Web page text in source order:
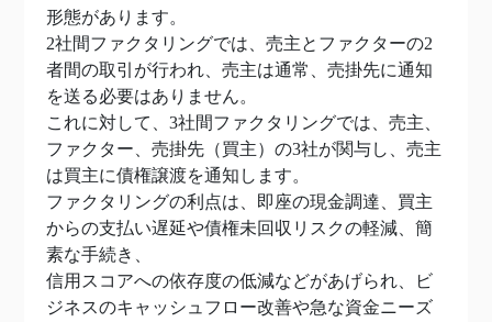
形態があります。
2社間ファクタリングでは、売主とファクターの2
者間の取引が行われ、売主は通常、売掛先に通知
を送る必要はありません。
これに対して、3社間ファクタリングでは、売主、
ファクター、売掛先（買主）の3社が関与し、売主
は買主に債権譲渡を通知します。
ファクタリングの利点は、即座の現金調達、買主
からの支払い遅延や債権未回収リスクの軽減、簡
素な手続き、
信用スコアへの依存度の低減などがあげられ、ビ
ジネスのキャッシュフロー改善や急な資金ニーズ